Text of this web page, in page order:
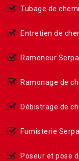
Tubage de
Entretien de
Ramoneur
Ramonage de
Débistrage de
Fumisterie
Poseur et pose